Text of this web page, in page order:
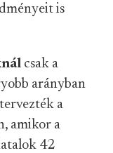
is
csak a
arányban
a
amikor a
42